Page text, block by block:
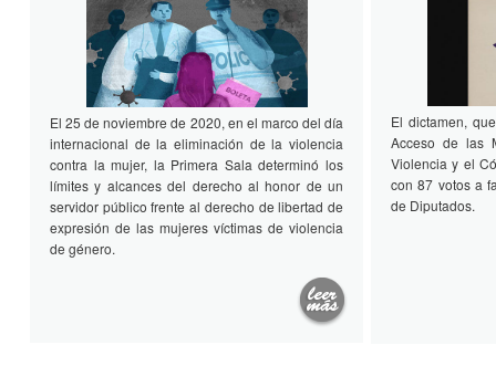
El 25 de noviembre de 2020, en el marco del día
internacional de la eliminación de la violencia
contra la mujer, la Primera Sala determinó los
límites y alcances del derecho al honor de un
servidor público frente al derecho de libertad de
expresión de las mujeres víctimas de violencia
de género.
El dictamen,
Acceso de las
Violencia y el
con 87 votos a
de Diputados.